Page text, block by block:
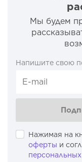
Мы будем
Напишите свою
Нажимая на
оферты и